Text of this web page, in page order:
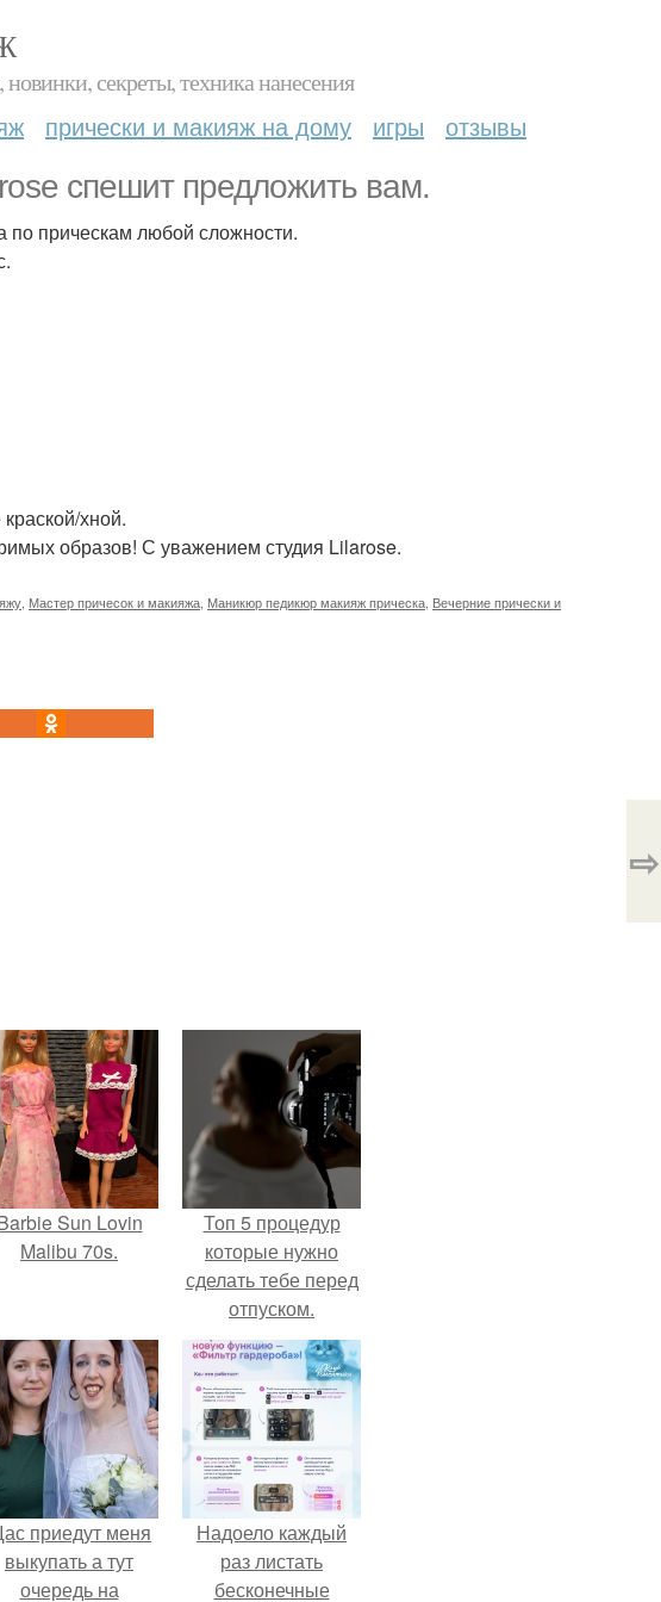
секреты, техника нанесения
прически и макияж на дому игры отзывы
спешит предложить вам.
по прическам любой сложности.
хной.
образов! С уважением студия Lilarose.
Мастер причесок и макияжа Маникюр педикюр макияж прическа Вечерние прически и
⇨
Sun Lovin
Malibu 70s.
Топ 5 процедур
которые нужно
сделать тебе перед
отпуском.
приедут меня
выкупать а тут
очередь на
Надоело каждый
раз листать
бесконечные